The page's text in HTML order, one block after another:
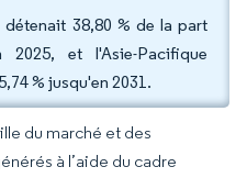
38,80 % de la part
et l'Asie-Pacifique
% jusqu'en 2031.
du marché et des
à l’aide du cadre